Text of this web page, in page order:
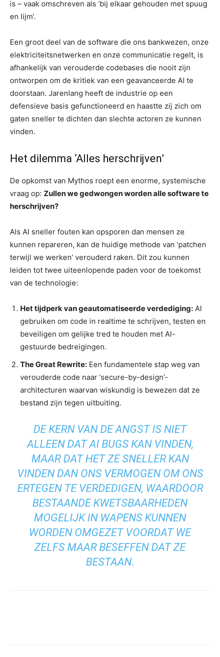
is – vaak omschreven als ‘bij elkaar gehouden met spuug
en lijm’.
Een groot deel van de software die ons bankwezen, onze
elektriciteitsnetwerken en onze communicatie regelt, is
afhankelijk van verouderde codebases die nooit zijn
ontworpen om de kritiek van een geavanceerde AI te
doorstaan. Jarenlang heeft de industrie op een
defensieve basis gefunctioneerd en haastte zij zich om
gaten sneller te dichten dan slechte actoren ze kunnen
vinden.
Het dilemma ‘Alles herschrijven’
De opkomst van Mythos roept een enorme, systemische
vraag op: Zullen we gedwongen worden alle software te
herschrijven?
Als AI sneller fouten kan opsporen dan mensen ze
kunnen repareren, kan de huidige methode van ‘patchen
terwijl we werken’ verouderd raken. Dit zou kunnen
leiden tot twee uiteenlopende paden voor de toekomst
van de technologie:
Het tijdperk van geautomatiseerde verdediging: AI
gebruiken om code in realtime te schrijven, testen en
beveiligen om gelijke tred te houden met AI-
gestuurde bedreigingen.
The Great Rewrite: Een fundamentele stap weg van
verouderde code naar ‘secure-by-design’-
architecturen waarvan wiskundig is bewezen dat ze
bestand zijn tegen uitbuiting.
DE KERN VAN DE ANGST IS NIET
ALLEEN DAT AI BUGS KAN VINDEN,
MAAR DAT HET ZE SNELLER KAN
VINDEN DAN ONS VERMOGEN OM ONS
ERTEGEN TE VERDEDIGEN, WAARDOOR
BESTAANDE KWETSBAARHEDEN
MOGELIJK IN WAPENS KUNNEN
WORDEN OMGEZET VOORDAT WE
ZELFS MAAR BESEFFEN DAT ZE
BESTAAN.